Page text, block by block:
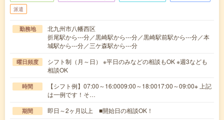
派遣
勤務地
北九州市八幡西区
折尾駅から---分／黒崎駅から---分／黒崎駅前駅から---分／本
城駅から---分／三ケ森駅から---分
曜日頻度
シフト制（月～日） ※平日のみなどの相談もOK ※週3なども
相談OK
時間
【シフト例】07:00～16:0009:00～18:0017:00～09:00※ 上記
は一例です！そ…
期間 即日～2ヶ月以上 ■開始日の相談OK！